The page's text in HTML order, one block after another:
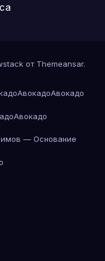
от Themeansar.
АвокадоАвокадо
Авокадо
— Основание